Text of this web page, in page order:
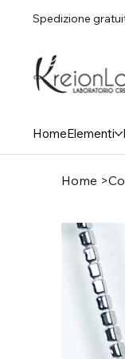
Spedizione
HomeElementi
Home >